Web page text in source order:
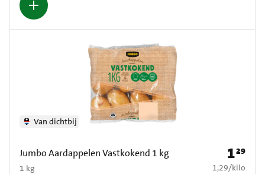
Jumbo Aardappelen Vastkokend 1 kg
1 kg
Van dichtbij
Prijs: €
129
€ 1,29 per kilo
1,29/kilo